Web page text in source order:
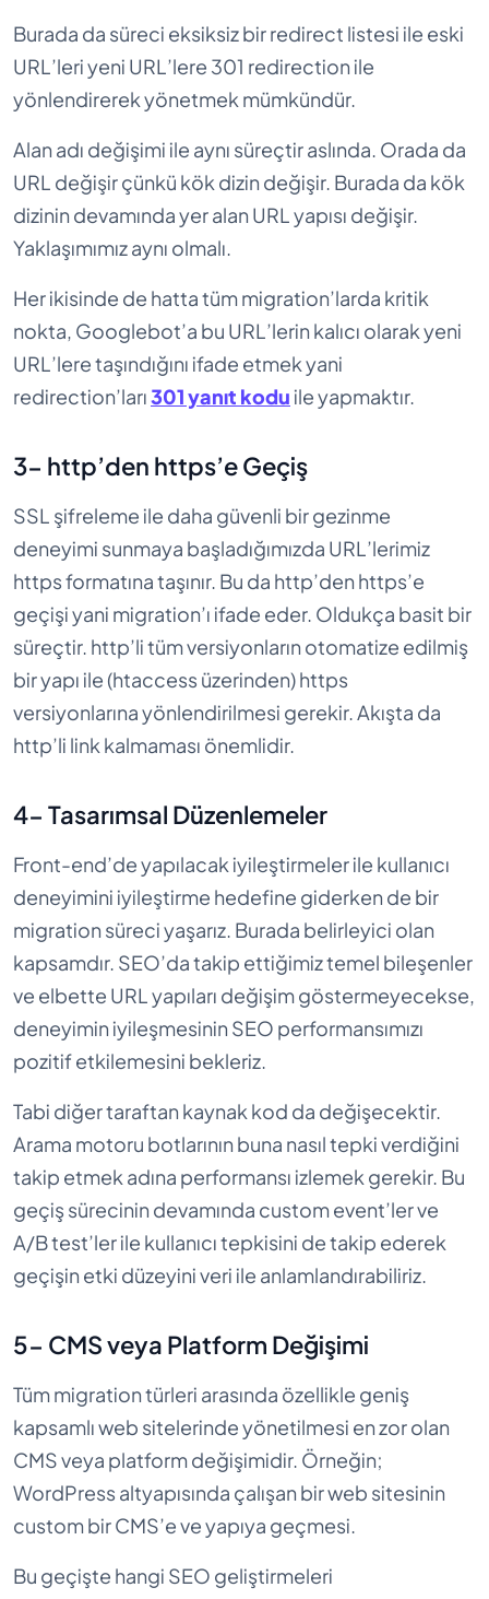
Burada da süreci eksiksiz bir redirect listesi ile eski
URL’leri yeni URL’lere 301 redirection ile
yönlendirerek yönetmek mümkündür.
Alan adı değişimi ile aynı süreçtir aslında. Orada da
URL değişir çünkü kök dizin değişir. Burada da kök
dizinin devamında yer alan URL yapısı değişir.
Yaklaşımımız aynı olmalı.
Her ikisinde de hatta tüm migration’larda kritik
nokta, Googlebot’a bu URL’lerin kalıcı olarak yeni
URL’lere taşındığını ifade etmek yani
redirection’ları301 yanıt kodu ile yapmaktır.
3- http’den https’e Geçiş
SSL şifreleme ile daha güvenli bir gezinme
deneyimi sunmaya başladığımızda URL’lerimiz
https formatına taşınır. Bu da http’den https’e
geçişi yani migration’ı ifade eder. Oldukça basit bir
süreçtir. http’li tüm versiyonların otomatize edilmiş
bir yapı ile (htaccess üzerinden) https
versiyonlarına yönlendirilmesi gerekir. Akışta da
http’li link kalmaması önemlidir.
4- Tasarımsal Düzenlemeler
Front-end’de yapılacak iyileştirmeler ile kullanıcı
deneyimini iyileştirme hedefine giderken de bir
migration süreci yaşarız. Burada belirleyici olan
kapsamdır. SEO’da takip ettiğimiz temel bileşenler
ve elbette URL yapıları değişim göstermeyecekse,
deneyimin iyileşmesinin SEO performansımızı
pozitif etkilemesini bekleriz.
Tabi diğer taraftan kaynak kod da değişecektir.
Arama motoru botlarının buna nasıl tepki verdiğini
takip etmek adına performansı izlemek gerekir. Bu
geçiş sürecinin devamında custom event’ler ve
A/B test’ler ile kullanıcı tepkisini de takip ederek
geçişin etki düzeyini veri ile anlamlandırabiliriz.
5- CMS veya Platform Değişimi
Tüm migration türleri arasında özellikle geniş
kapsamlı web sitelerinde yönetilmesi en zor olan
CMS veya platform değişimidir. Örneğin;
WordPress altyapısında çalışan bir web sitesinin
custom bir CMS’e ve yapıya geçmesi.
Bu geçişte hangi SEO geliştirmeleri